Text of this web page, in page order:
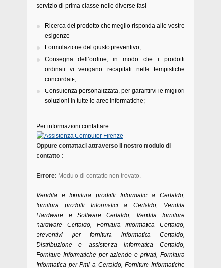
servizio di prima classe nelle diverse fasi:
Ricerca del prodotto che meglio risponda alle vostre
esigenze
Formulazione del giusto preventivo;
Consegna dell’ordine, in modo che i prodotti
ordinati vi vengano recapitati nelle tempistiche
concordate;
Consulenza personalizzata, per garantirvi le migliori
soluzioni in tutte le aree informatiche;
Per informazioni contattare :
Oppure contattaci attraverso il nostro modulo di
contatto :
Errore: Modulo di contatto non trovato.
Vendita e fornitura prodotti Informatici a Certaldo,
fornitura prodotti Informatici a Certaldo, Vendita
Hardware e Software Certaldo, Vendita forniture
hardware Certaldo, Fornitura Informatica Certaldo,
preventivi per fornitura informatica Certaldo,
Distribuzione e assistenza informatica Certaldo,
Forniture Informatiche per aziende e privati, Fornitura
Informatica per Pmi a Certaldo, Forniture Informatiche